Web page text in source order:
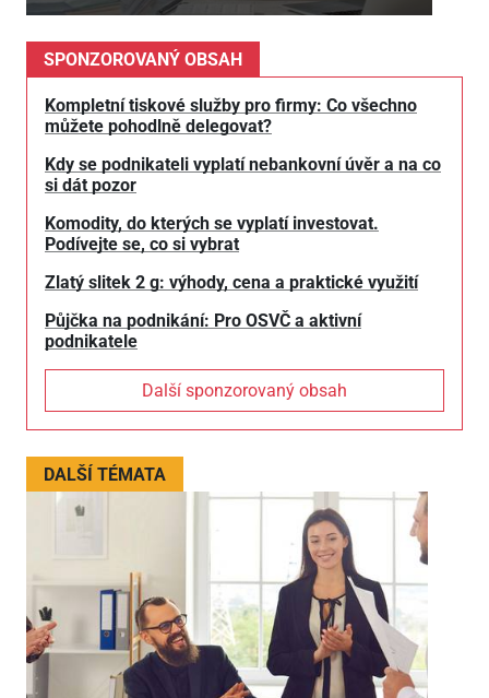
SPONZOROVANÝ OBSAH
Kompletní tiskové služby pro firmy: Co všechno
můžete pohodlně delegovat?
Kdy se podnikateli vyplatí nebankovní úvěr a na co
si dát pozor
Komodity, do kterých se vyplatí investovat.
Podívejte se, co si vybrat
Zlatý slitek 2 g: výhody, cena a praktické využití
Půjčka na podnikání: Pro OSVČ a aktivní
podnikatele
Další sponzorovaný obsah
DALŠÍ TÉMATA